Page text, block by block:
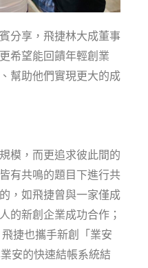
分享，飛捷林大成董事
希望能回饋年輕創業
幫助他們實現更大的成
模，而更追求彼此間的
有共鳴的題目下進行共
，如飛捷曾與一家僅成
的新創企業成功合作；
捷也攜手新創「業安
安的快速結帳系統結